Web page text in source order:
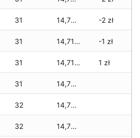
31 14,725 zł -2 zł
31 14,715 zł -1 zł
31 14,715 zł 1 zł
31 14,705 zł
32 14,705 zł
32 14,705 zł